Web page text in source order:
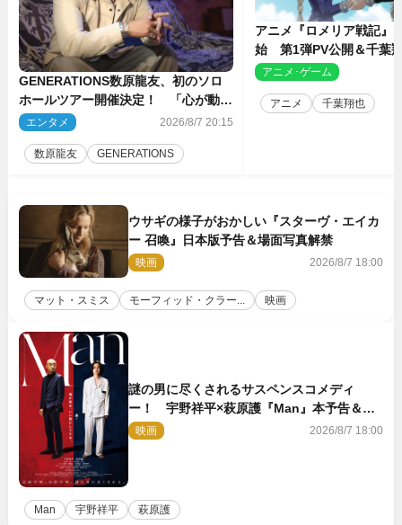
GENERATIONS数原龍友、初のソロ
ホールツアー開催決定！ 「心が動い
た瞬間を、音に乗せてお届けできれ
エンタメ 2026/8/7 20:15
数原龍友 GENERATIONS
アニメ『ロメリア戦記』
始 第1弾PV公開＆千葉
ャスト4人を発表
アニメ･ゲーム
アニメ 千葉翔也
ウサギの様子がおかしい『スターヴ・エイカ
ー 召喚』日本版予告＆場面写真解禁
映画 2026/8/7 18:00
マット・スミス モーフィッド・クラー... 映画
謎の男に尽くされるサスペンスコメディ
ー！ 宇野祥平×萩原護『Man』本予告＆新
ビジュアル解禁
映画 2026/8/7 18:00
Man 宇野祥平 萩原護